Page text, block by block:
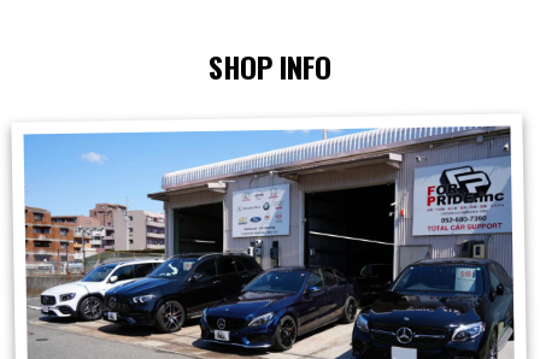
SHOP INFO